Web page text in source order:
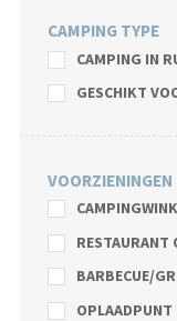
CAMPING TYPE
CAMPING IN
GESCHIKT
VOORZIENINGEN
RESTAURANT
BARBECUE/
OPLAADPUNT